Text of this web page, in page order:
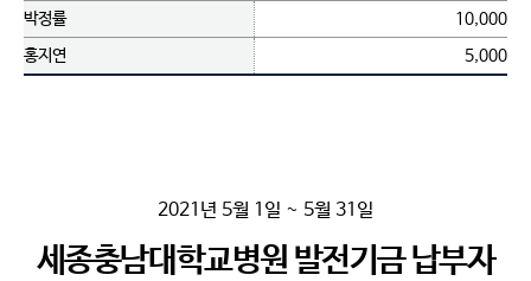
박정률
10,000
홍지연
5,000
2021년 5월 1일 ~ 5월 31일
세종충남대학교병원 발전기금 납부자